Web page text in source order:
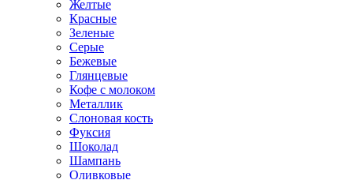
Желтые
Красные
Зеленые
Серые
Бежевые
Глянцевые
Кофе с молоком
Металлик
Слоновая кость
Фуксия
Шоколад
Шампань
Оливковые